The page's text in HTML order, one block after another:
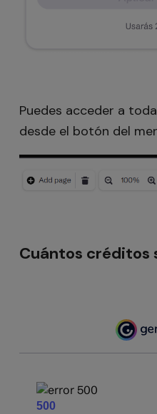
Puedes acceder a
desde el botón del
Cuántos créditos